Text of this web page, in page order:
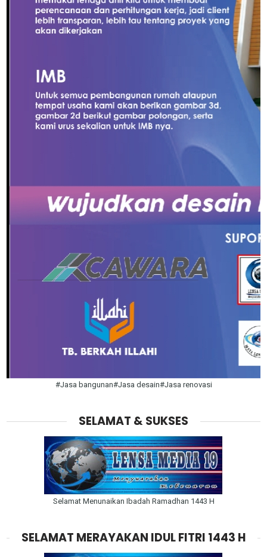
#Jasa bangunan#Jasa desain#Jasa renovasi
SELAMAT & SUKSES
Selamat Menunaikan Ibadah Ramadhan 1443 H
SELAMAT MERAYAKAN IDUL FITRI 1443 H